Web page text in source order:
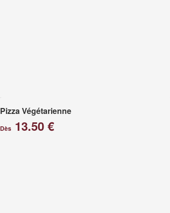
Pizza Végétarienne
Dès13.50 €